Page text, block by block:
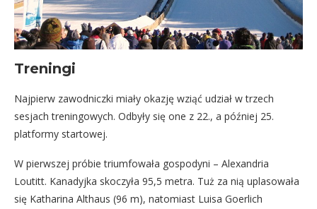
Treningi
Najpierw zawodniczki miały okazję wziąć udział w trzech
sesjach treningowych. Odbyły się one z 22., a później 25.
platformy startowej.
W pierwszej próbie triumfowała gospodyni – Alexandria
Loutitt. Kanadyjka skoczyła 95,5 metra. Tuż za nią uplasowała
się Katharina Althaus (96 m), natomiast Luisa Goerlich